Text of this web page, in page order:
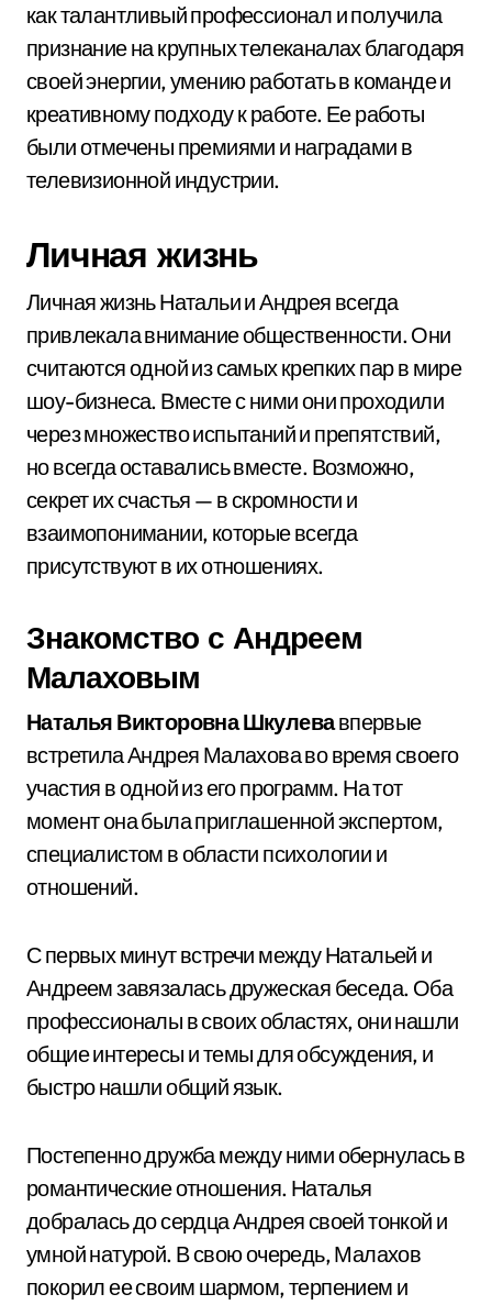
как талантливый профессионал и получила
признание на крупных телеканалах благодаря
своей энергии, умению работать в команде и
креативному подходу к работе. Ее работы
были отмечены премиями и наградами в
телевизионной индустрии.
Личная жизнь
Личная жизнь Натальи и Андрея всегда
привлекала внимание общественности. Они
считаются одной из самых крепких пар в мире
шоу-бизнеса. Вместе с ними они проходили
через множество испытаний и препятствий,
но всегда оставались вместе. Возможно,
секрет их счастья — в скромности и
взаимопонимании, которые всегда
присутствуют в их отношениях.
Знакомство с Андреем
Малаховым
Наталья Викторовна Шкулевавпервые
встретила Андрея Малахова во время своего
участия в одной из его программ. На тот
момент она была приглашенной экспертом,
специалистом в области психологии и
отношений.
С первых минут встречи между Натальей и
Андреем завязалась дружеская беседа. Оба
профессионалы в своих областях, они нашли
общие интересы и темы для обсуждения, и
быстро нашли общий язык.
Постепенно дружба между ними обернулась в
романтические отношения. Наталья
добралась до сердца Андрея своей тонкой и
умной натурой. В свою очередь, Малахов
покорил ее своим шармом, терпением и